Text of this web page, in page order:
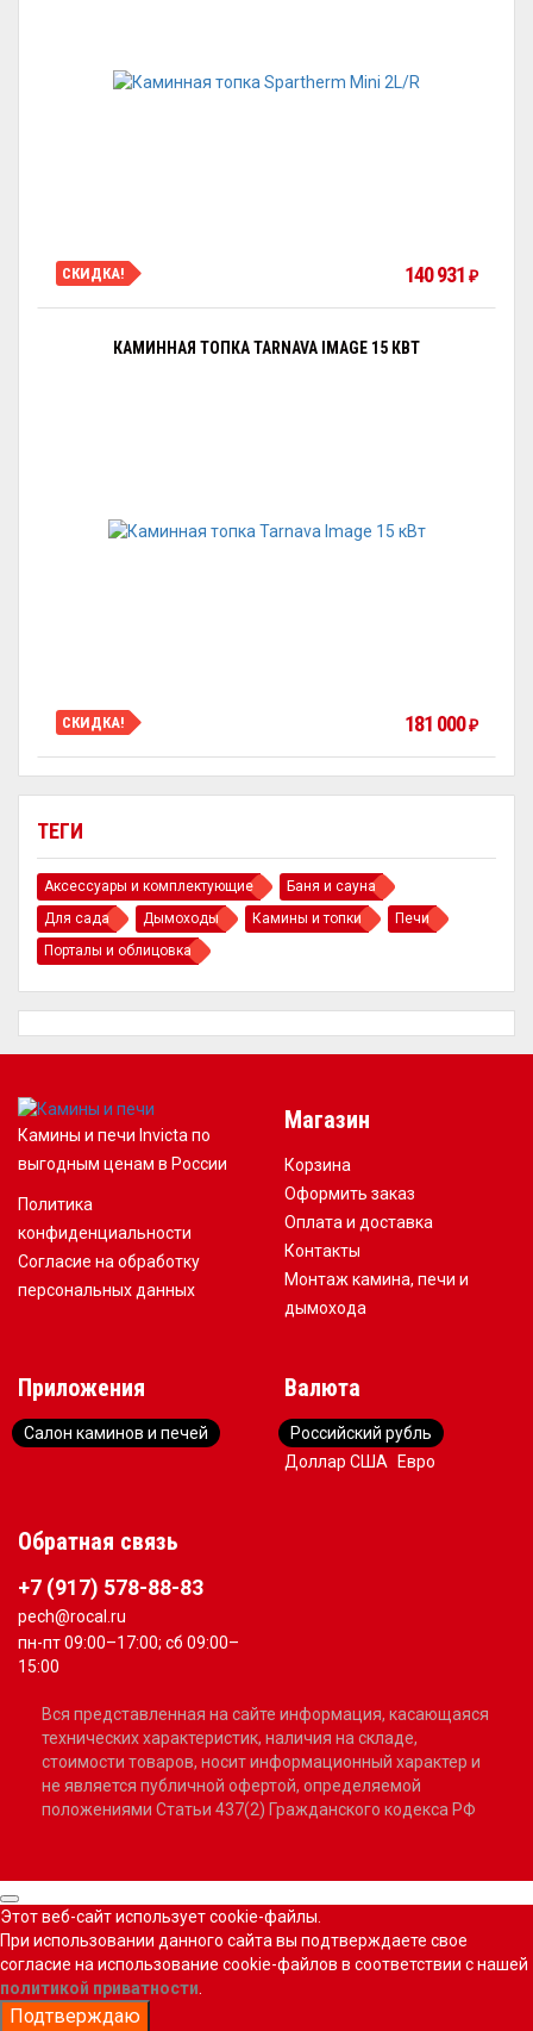
ТЕГИ
Аксессуары и комплектующие
Баня и сауна
Для сада
Дымоходы Камины и топки
Печи
Порталы и облицовка
СКИДКА! 140 931 ₽
КАМИННАЯ ТОПКА TARNAVA IMAGE 15 КВТ
СКИДКА! 181 000 ₽
Камины и печи Invicta по
выгодным ценам в России
Политика
конфиденциальности
Согласие на обработку
персональных данных
Магазин
Корзина
Оформить заказ
Оплата и доставка
Контакты
Монтаж камина, печи и
дымохода
Приложения
Салон каминов и печей
Валюта
Российский рубль
Доллар США
Евро
Обратная связь
+7 (917) 578-88-83
pech@rocal.ru
пн-пт 09:00–17:00; сб 09:00–
15:00
Вся представленная на сайте информация, касающаяся
технических характеристик, наличия на складе,
стоимости товаров, носит информационный характер и
не является публичной офертой, определяемой
положениями Статьи 437(2) Гражданского кодекса РФ
Этот веб-сайт использует cookie-файлы.
При использовании данного сайта вы подтверждаете свое
согласие на использование cookie-файлов в соответствии с нашей
политикой приватности
Подтверждаю